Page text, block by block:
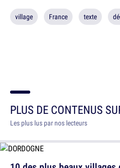
village France texte
PLUS DE CONTENUS
Les plus lus par nos lecteurs